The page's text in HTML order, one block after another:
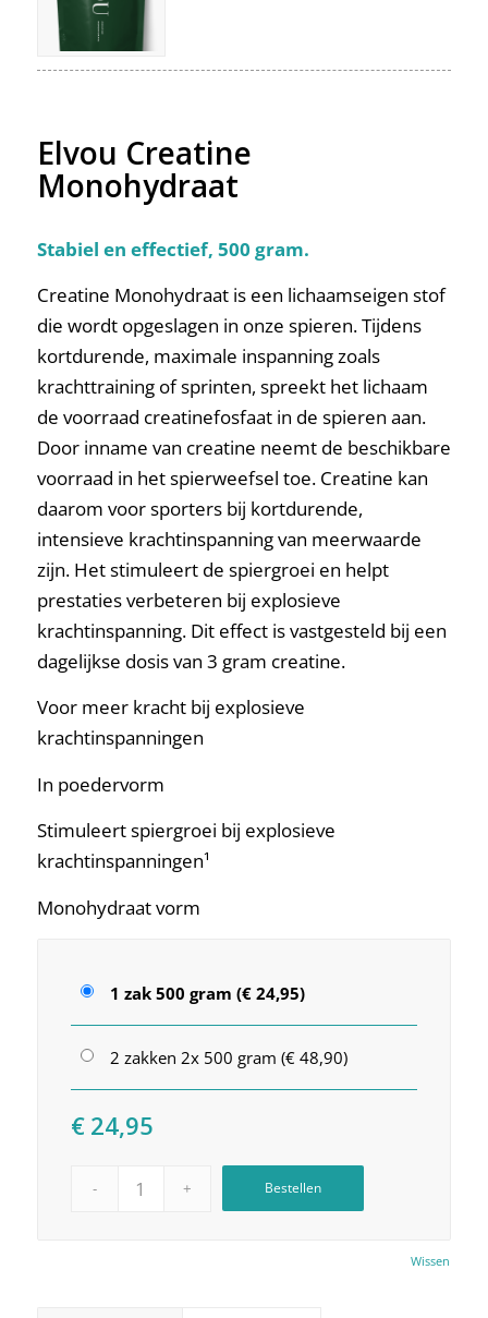
Elvou Creatine
Monohydraat
Stabiel en effectief, 500 gram.
Creatine Monohydraat is een lichaamseigen stof
die wordt opgeslagen in onze spieren. Tijdens
kortdurende, maximale inspanning zoals
krachttraining of sprinten, spreekt het lichaam
de voorraad creatinefosfaat in de spieren aan.
Door inname van creatine neemt de beschikbare
voorraad in het spierweefsel toe. Creatine kan
daarom voor sporters bij kortdurende,
intensieve krachtinspanning van meerwaarde
zijn. Het stimuleert de spiergroei en helpt
prestaties verbeteren bij explosieve
krachtinspanning. Dit effect is vastgesteld bij een
dagelijkse dosis van 3 gram creatine.
Voor meer kracht bij explosieve
krachtinspanningen
In poedervorm
Stimuleert spiergroei bij explosieve
krachtinspanningen¹
Monohydraat vorm
1 zak 500 gram (€ 24,95)
2 zakken 2x 500 gram (€ 48,90)
Wissen
€ 24,95
Bestellen